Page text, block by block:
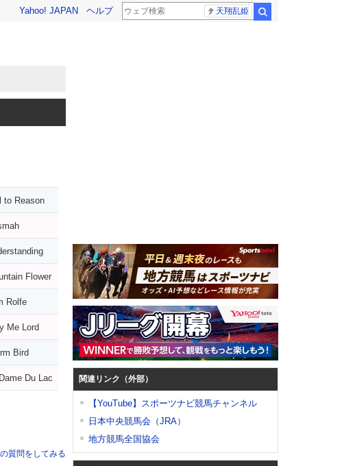
Yahoo! JAPAN ヘルプ 天翔乱姫
to Reason
Flower
Rolfe
Me Lord
Bird
Du Lac
質問をしてみる
関連リンク（外部）
【YouTube】スポーツナビ競馬チャンネル
日本中央競馬会（JRA）
地方競馬全国協会